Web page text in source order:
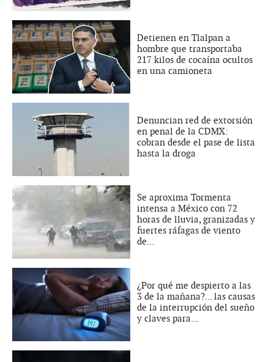
Detienen en Tlalpan a
hombre que transportaba
217 kilos de cocaína ocultos
en una camioneta
Denuncian red de extorsión
en penal de la CDMX:
cobran desde el pase de lista
hasta la droga
Se aproxima Tormenta
intensa a México con 72
horas de lluvia, granizadas y
fuertes ráfagas de viento
de...
¿Por qué me despierto a las
3 de la mañana?... las causas
de la interrupción del sueño
y claves para...